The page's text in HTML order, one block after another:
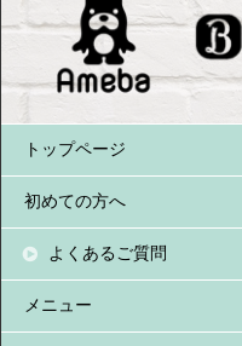
トップページ
初めての方へ
よくあるご質問
メニュー